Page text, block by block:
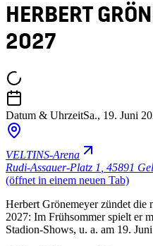
HERBERT
2027
Datum & UhrzeitSa., 19. Juni
VELTINS-Arena
Rudi-Assauer-Platz 1 45891
(öffnet in einem neuen Tab)
Herbert Grönemeyer zündet die
2027: Im Frühsommer spielt er
Stadion-Shows, u. a. am 19.